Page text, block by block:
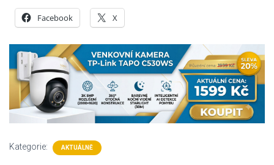
Facebook X
Kategorie: AKTUÁLNĚ